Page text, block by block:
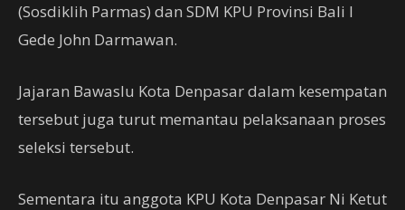
(Sosdiklih Parmas) dan SDM KPU Provinsi Bali I
Gede John Darmawan.
Jajaran Bawaslu Kota Denpasar dalam kesempatan
tersebut juga turut memantau pelaksanaan proses
seleksi tersebut.
Sementara itu anggota KPU Kota Denpasar Ni Ketut